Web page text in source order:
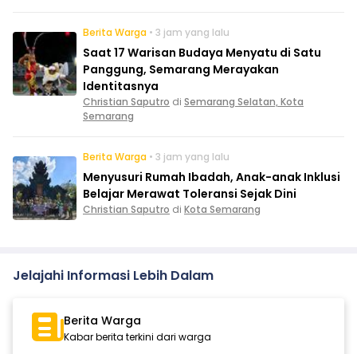
Berita Warga • 3 jam yang lalu
Saat 17 Warisan Budaya Menyatu di Satu
Panggung, Semarang Merayakan
Identitasnya
Christian Saputro di Semarang Selatan, Kota
Semarang
Berita Warga • 3 jam yang lalu
Menyusuri Rumah Ibadah, Anak-anak Inklusi
Belajar Merawat Toleransi Sejak Dini
Christian Saputro di Kota Semarang
Jelajahi Informasi Lebih Dalam
Berita Warga
Kabar berita terkini dari warga